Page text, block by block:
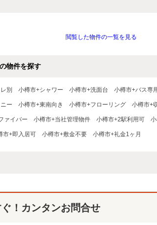
閲覧した物件の一覧を見る
物件を探す
別 小樽市+シャワー 小樽市+洗面台 小樽市+バス専
ー 小樽市+東南向き 小樽市+フローリング 小樽市+
ァイバー 小樽市+当社管理物件 小樽市+2駅利用可
市+即入居可 小樽市+敷金不要 小樽市+礼金1ヶ月
！カンタンお問合せ